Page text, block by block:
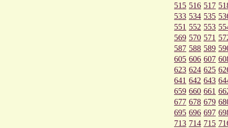
515 516 517
533 534 535
551 552 553
569 570 571
587 588 589
605 606 607
623 624 625
641 642 643
659 660 661
677 678 679
695 696 697
713 714 715